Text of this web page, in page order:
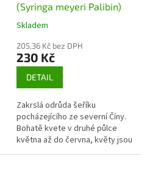
(Syringa meyeri Palibin)
Skladem
205,36 Kč bez DPH
230 Kč
DETAIL
Zakrslá odrůda šeříku
pocházejícího ze severní Číny.
Bohatě kvete v druhé půlce
května až do června, květy jsou
fialové, někdy do růžova, silně